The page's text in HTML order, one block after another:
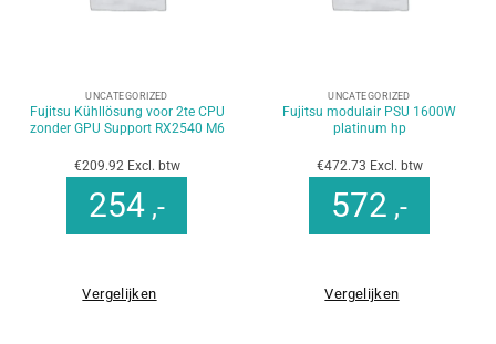
UNCATEGORIZED
Fujitsu Kühllösung voor 2te CPU
zonder GPU Support RX2540 M6
€209.92 Excl. btw
254 ,-
Vergelijken
UNCATEGORIZED
Fujitsu modulair PSU 1600W
platinum hp
€472.73 Excl. btw
572 ,-
Vergelijken